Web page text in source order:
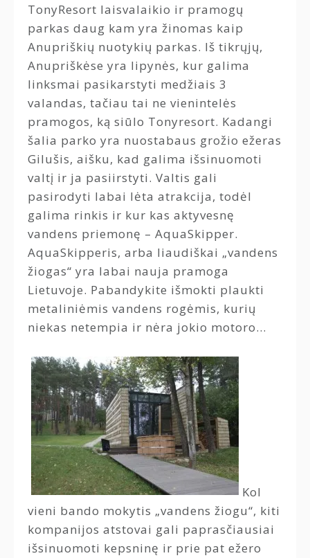
TonyResort laisvalaikio ir pramogų
parkas daug kam yra žinomas kaip
Anupriškių nuotykių parkas. Iš tikrųjų,
Anupriškėse yra lipynės, kur galima
linksmai pasikarstyti medžiais 3
valandas, tačiau tai ne vienintelės
pramogos, ką siūlo Tonyresort. Kadangi
šalia parko yra nuostabaus grožio ežeras
Gilušis, aišku, kad galima išsinuomoti
valtį ir ja pasiirstyti. Valtis gali
pasirodyti labai lėta atrakcija, todėl
galima rinkis ir kur kas aktyvesnę
vandens priemonę – AquaSkipper.
AquaSkipperis, arba liaudiškai „vandens
žiogas“ yra labai nauja pramoga
Lietuvoje. Pabandykite išmokti plaukti
metaliniėmis vandens rogėmis, kurių
niekas netempia ir nėra jokio motoro…
Kol
vieni bando mokytis „vandens žiogu“, kiti
kompanijos atstovai gali paprasčiausiai
išsinuomoti kepsninę ir prie pat ežero